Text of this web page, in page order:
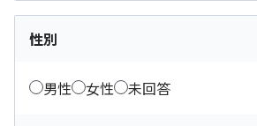
性別
男性 女性 未回答